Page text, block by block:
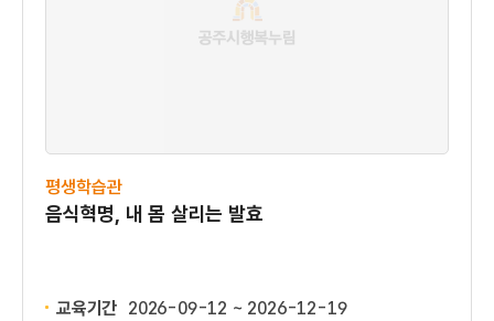
평생학습관
음식혁명, 내 몸 살리는 발효
교육기간 2026-09-12 ~ 2026-12-19